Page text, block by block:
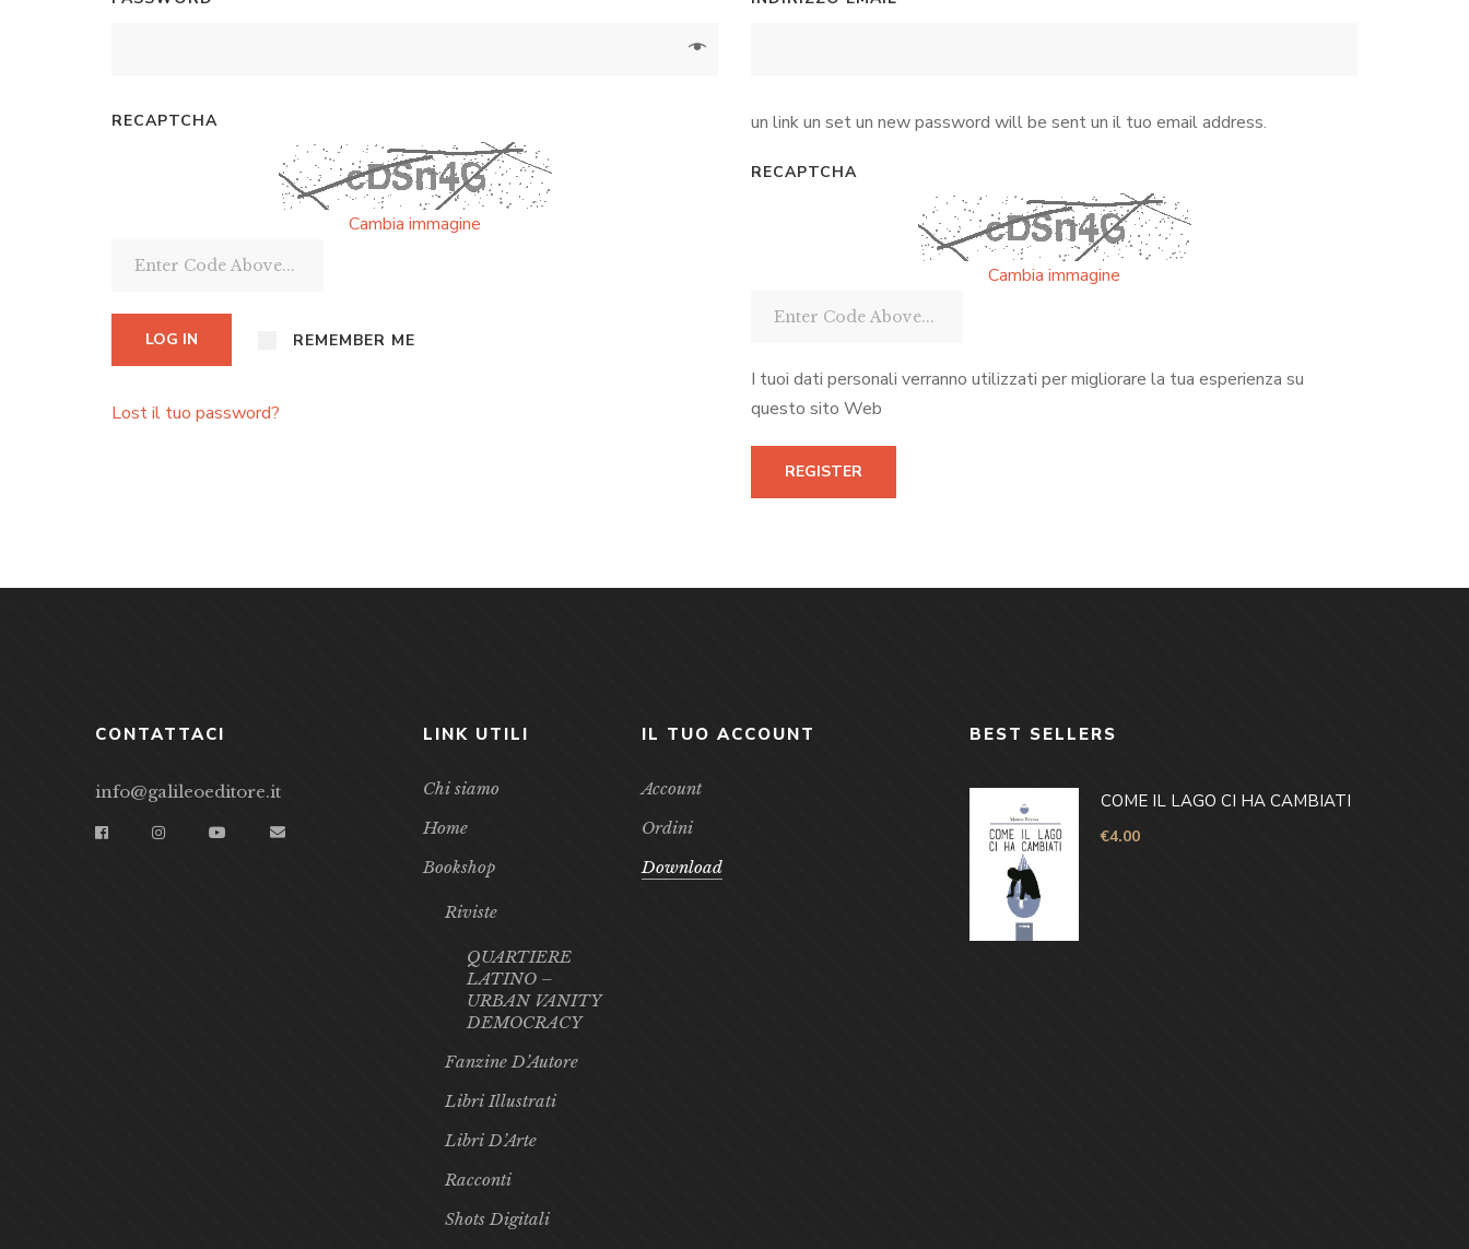
RECAPTCHA
Cambia immagine
REMEMBER ME
LOG IN
Lost il tuo password?
un link un set un new password will be sent un il tuo email address.
RECAPTCHA
Cambia immagine
I tuoi dati personali verranno utilizzati per migliorare la tua esperienza su
questo sito Web
REGISTER
CONTATTACI
info@galileoeditore.it
LINK UTILI
Chi siamo
Home
Bookshop
Riviste
QUARTIERE
LATINO –
URBAN VANITY
DEMOCRACY
Fanzine D’Autore
Libri Illustrati
Libri D’Arte
Racconti
Shots Digitali
IL TUO ACCOUNT
Account
Ordini
Download
BEST SELLERS
COME IL LAGO CI HA CAMBIATI
€4.00